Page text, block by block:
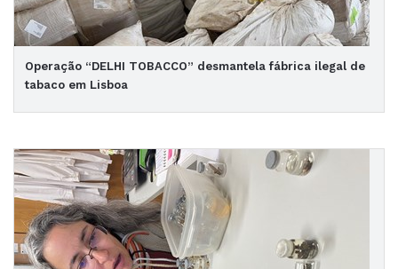
Operação “DELHI TOBACCO” desmantela fábrica ilegal de
tabaco em Lisboa